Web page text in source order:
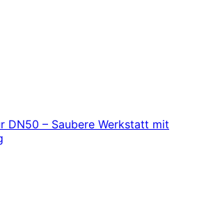
DN50 – Saubere Werkstatt mit